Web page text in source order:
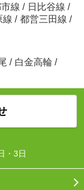
線 / 日比谷線 /
線 / 都営三田線 /
/ 白金高輪 /
・3日